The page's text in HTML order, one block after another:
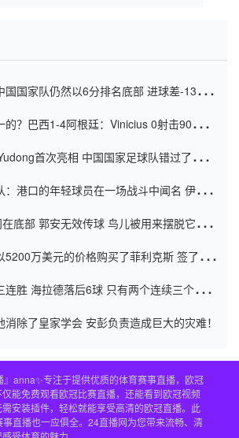
国家队仍然以6分排名底部 进球差-13令人
？巴西1-4阿根廷：Vinicius 0射击90分钟
首次亮相 中国国家足球队错过了世界
港口的年轻球员在一场战斗中闻名 伊万放
底部 郭安无效传球 鸟儿被用来摆脱它
5200万美元的价格购买了菲利克斯 签了7年
胜 海拉德落后6球 只有两个连续三个连续
除了皇家学会 安彭负责造成巨大的灾难！
anna✨专注于提供优质的体育赛事直播，欧冠
能免费观看欧冠比赛直播，还能看到欧冠视频
安装插件，轻松就能享受高清的欧冠直播。此
直播也一应俱全。24直播网为您带来流畅、清